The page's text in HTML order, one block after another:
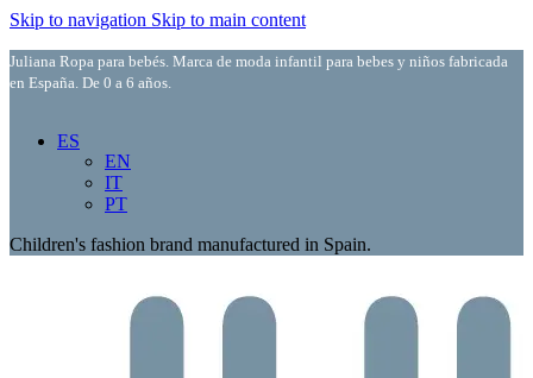
Skip to navigation Skip to main content
Juliana Ropa para bebés. Marca de moda infantil para bebes y niños fabricada
en España. De 0 a 6 años.
ES
EN
IT
PT
Children's fashion brand manufactured in Spain.